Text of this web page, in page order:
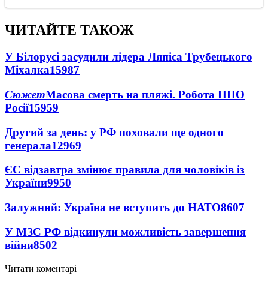
ЧИТАЙТЕ ТАКОЖ
У Білорусі засудили лідера Ляпіса Трубецького
Міхалка15987
СюжетМасова смерть на пляжі. Робота ППО
Росії15959
Другий за день: у РФ поховали ще одного
генерала12969
ЄС відзавтра змінює правила для чоловіків із
України9950
Залужний: Україна не вступить до НАТО8607
У МЗС РФ відкинули можливість завершення
війни8502
Читати коментарі